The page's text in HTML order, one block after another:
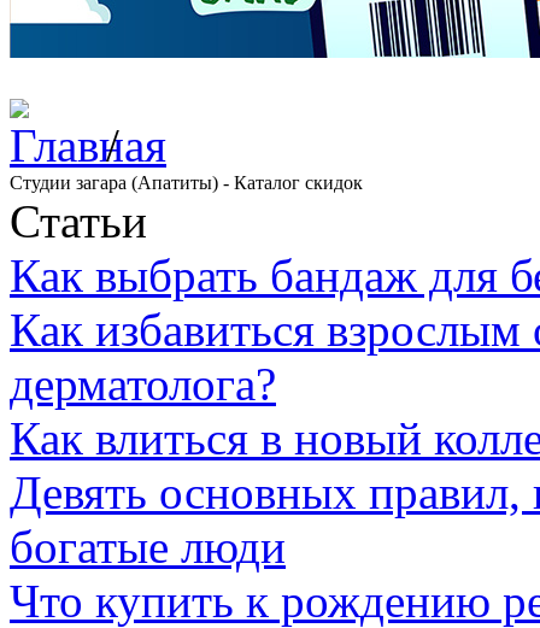
/
Студии загара (Апатиты) - Каталог скидок
Статьи
Как выбрать бандаж для
Как избавиться
дерматолога?
Как влиться в новый
Девять основных
богатые люди
Что купить к рождению